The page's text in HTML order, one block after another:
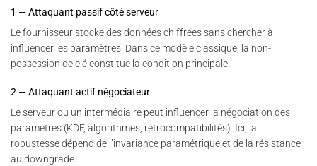
1 — Attaquant passif côté serveur
Le fournisseur stocke des données chiffrées sans chercher à
influencer les paramètres. Dans ce modèle classique, la non-
possession de clé constitue la condition principale.
2 — Attaquant actif négociateur
Le serveur ou un intermédiaire peut influencer la négociation des
paramètres (KDF, algorithmes, rétrocompatibilités). Ici, la
robustesse dépend de l’invariance paramétrique et de la résistance
au downgrade.